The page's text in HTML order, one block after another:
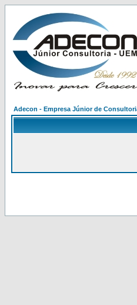
Adecon - Empresa Júnior de